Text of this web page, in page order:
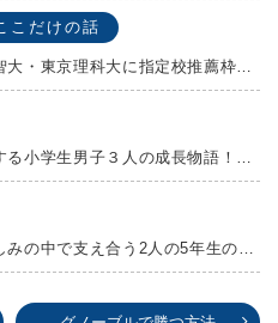
こだけの話